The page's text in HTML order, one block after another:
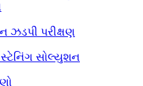
ઝડપી પરીક્ષણ
સોલ્યુશન